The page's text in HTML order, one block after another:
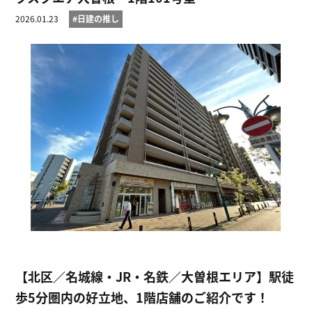
2026.01.23 #日建の推し
【北区／名城線・JR・名鉄／大曽根エリア】駅徒
歩5分圏内の好立地、1階店舗のご紹介です！